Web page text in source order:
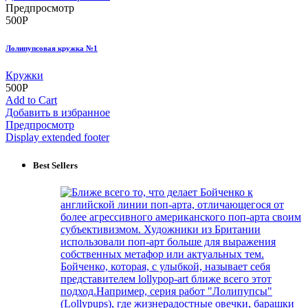
Предпросмотр
500Р
Лолипупсовая кружка №1
Кружки
500Р
Add to Cart
Добавить в избранное
Предпросмотр
Display extended footer
Best Sellers